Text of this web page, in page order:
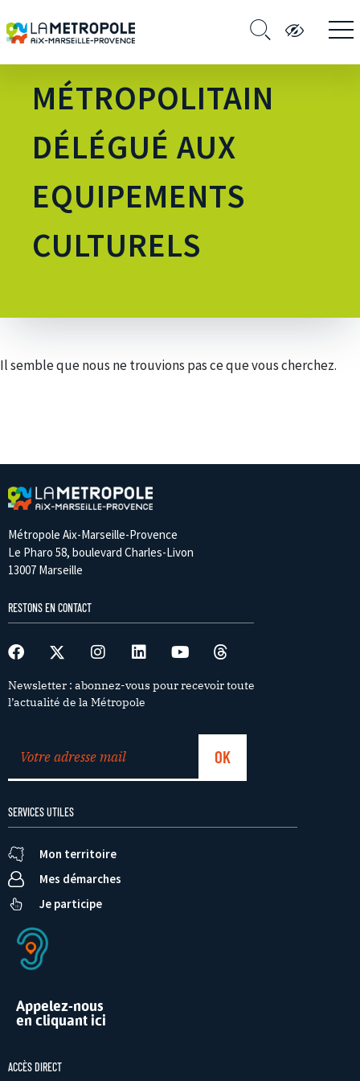
CONSEILLER
MÉTROPOLITAIN
DÉLÉGUÉ AUX
EQUIPEMENTS
CULTURELS
Il semble que nous ne trouvions pas ce que vous cherchez.
Métropole Aix-Marseille-Provence
Le Pharo 58, boulevard Charles-Livon
13007 Marseille
RESTONS EN CONTACT
Newsletter : abonnez-vous pour recevoir toute
l’actualité de la Métropole
SERVICES UTILES
Mon territoire
Mes démarches
Je participe
Appelez-nous
en cliquant ici
ACCÈS DIRECT